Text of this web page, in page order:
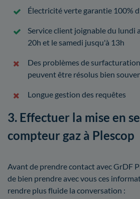
Électricité verte garantie 100%
Service client joignable du lundi
20h et le samedi jusqu'à 13h
Des problèmes de
peuvent être résolus bien
Longue gestion des requêtes
3. Effectuer la mise en
compteur gaz à Plescop
Avant de prendre contact avec GrDF
de bien prendre avec vous ces
rendre plus fluide la conversation :